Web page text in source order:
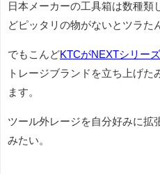
日本メーカーの工具箱は数種類
どピッタリの物がないとツラた
でもこんどKTCがNEXTシリーズ
トレージブランドを立ち上げた
ます。
ツール外レージを自分好みに拡
みたい。